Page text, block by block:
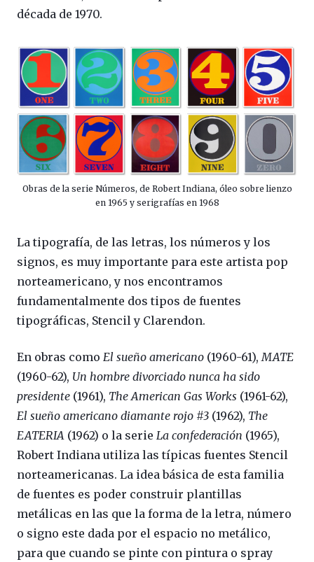
década de 1970.
Obras de la serie Números, de Robert Indiana, óleo sobre lienzo
en 1965 y serigrafías en 1968
La tipografía, de las letras, los números y los
signos, es muy importante para este artista pop
norteamericano, y nos encontramos
fundamentalmente dos tipos de fuentes
tipográficas, Stencil y Clarendon.
En obras como El sueño americano (1960-61), MATE
(1960-62), Un hombre divorciado nunca ha sido
presidente (1961), The American Gas Works (1961-62),
El sueño americano diamante rojo #3 (1962), The
EATERIA (1962) o la serie La confederación (1965),
Robert Indiana utiliza las típicas fuentes Stencil
norteamericanas. La idea básica de esta familia
de fuentes es poder construir plantillas
metálicas en las que la forma de la letra, número
o signo este dada por el espacio no metálico,
para que cuando se pinte con pintura o spray